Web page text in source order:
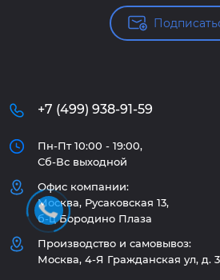
+7 (499) 938-91-59
Пн-Пт 10:00 - 19:00,
Сб-Вс выходной
Офис компании:
Москва, Русаковская 13,
б-ц Бородино Плаза
Производство и самовывоз:
Москва, 4-Я Гражданская ул, д.